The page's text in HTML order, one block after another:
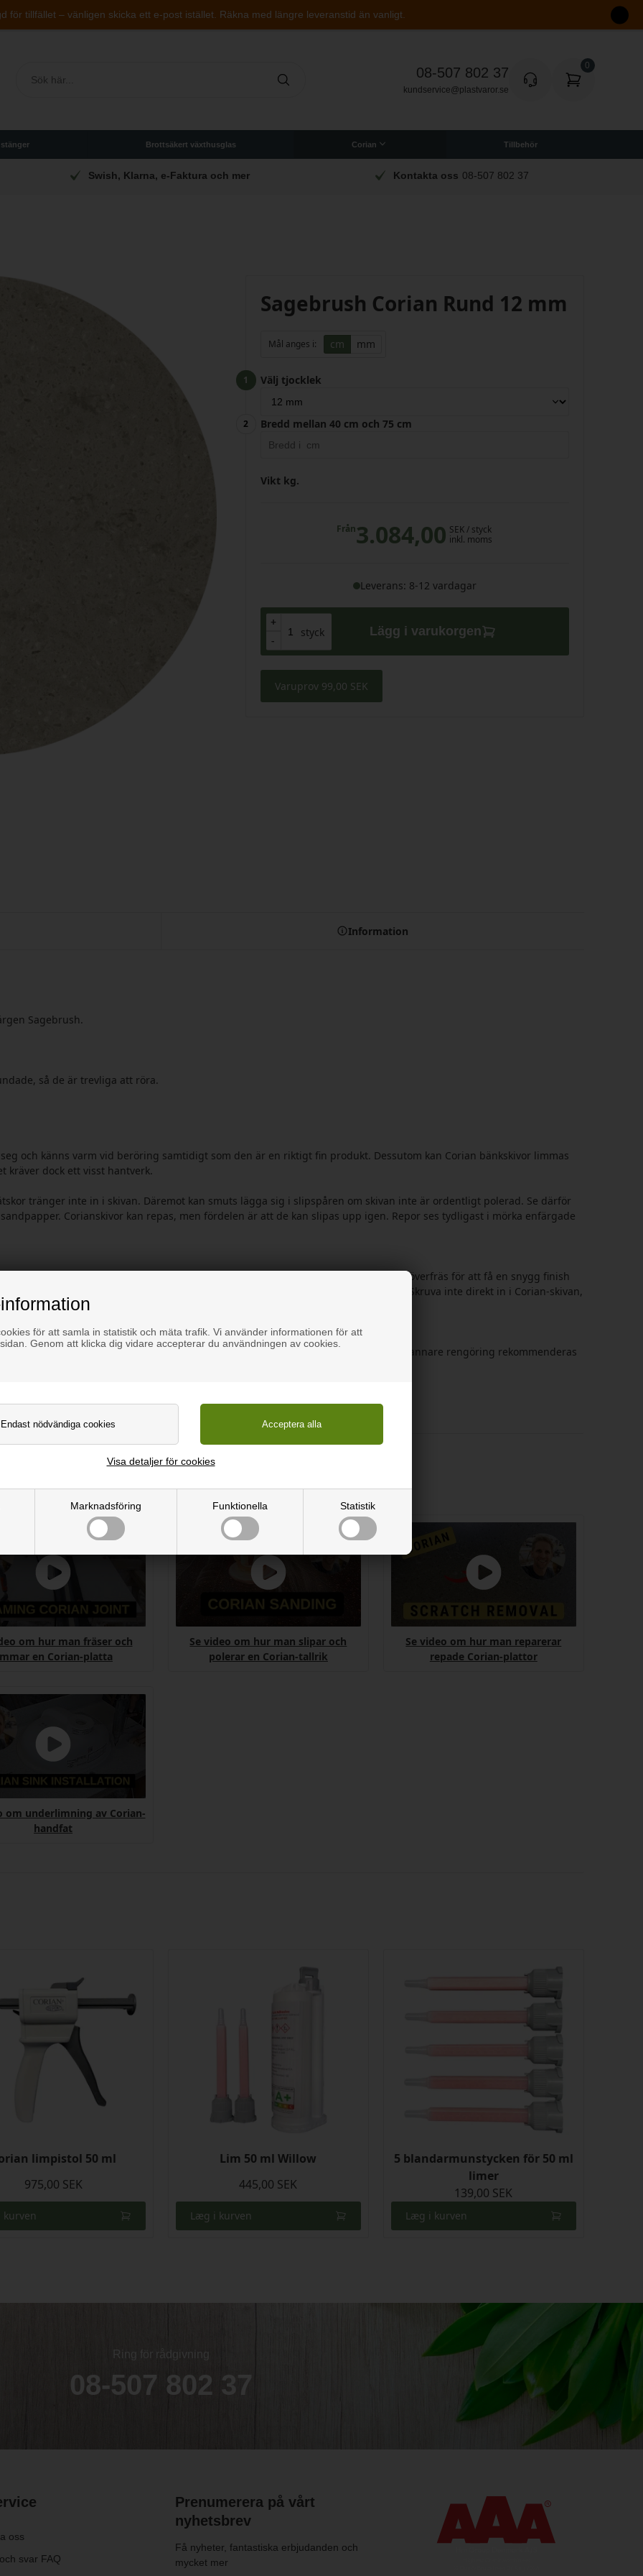
för att samla in statistik och mäta trafik. Vi använder informationen för att
Genom att klicka dig vidare accepterar du användningen av cookies.
Marknadsföring Funktionella Statistik
Visa detaljer för cookies
för tillfället – vänligen skicka ett e-post istället. Räkna med längre leveranstid än vanligt.
08-507 802 37
kundservice@plastvaror.se
Brottsäkert växthusglas Corian Tillbehör
Kontakta oss 08-507 802 37 Snabb leverans Vi packar och skickar varje dag
Sagebrush Corian Rund 12 mm
Mål anges i: cm mm
Välj tjocklek
Bredd mellan 40 cm och 75 cm
Vikt kg.
Från3.084,00 SEK/ styck
inkl. moms
Leverans: 8-12 vardagar
+
-
styck
+
-
Lägg i varukorgen
Varuprov 99,00 SEK
Information
Sagebrush.
så de är trevliga att röra.
och känns varm vid beröring samtidigt som den är en riktigt fin produkt. Dessutom kan Corian bänkskivor limmas
kräver dock ett visst hantverk.
tränger inte in i skivan. Däremot kan smuts lägga sig i slipspåren om skivan inte är ordentligt polerad. Se därför
Corianskivor kan repas, men fördelen är att de kan slipas upp igen. Repor ses tydligast i mörka enfärgade
fint tandade knivblad och hårdmetall verktyg. Vi rekommenderar att använda en överfräs för att få en snygg finish
slipmaskin. Tänk på att runda kanterna efteråt då de annars kan vara ömtåliga. Skruva inte direkt in i Corian-skivan,
silikon istället.
ljummet vatten och använd vid behov ett universellt rengöringsmedel. För noggrannare rengöring rekommenderas
om hur man fräser och
en Corian-platta
Se video om hur man slipar och
polerar en Corian-tallrik
Se video om hur man reparerar
repade Corian-plattor
om underlimning av Corian-
handfat
limpistol 50 ml
975,00 SEK
kurven
Lim 50 ml Willow
445,00 SEK
Læg i kurven
5 blandarmunstycken för 50 ml
limer
139,00 SEK
Læg i kurven
Ring för rådgivning
08-507 802 37
oss
svar FAQ
Prenumerera på vårt
nyhetsbrev
Få nyheter, fantastiska erbjudanden och
mycket mer